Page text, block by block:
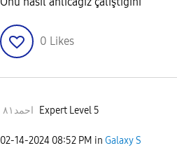
0 Likes
احمد٨١ Expert Level 5
‎02-14-2024 08:52 PM in Galaxy S